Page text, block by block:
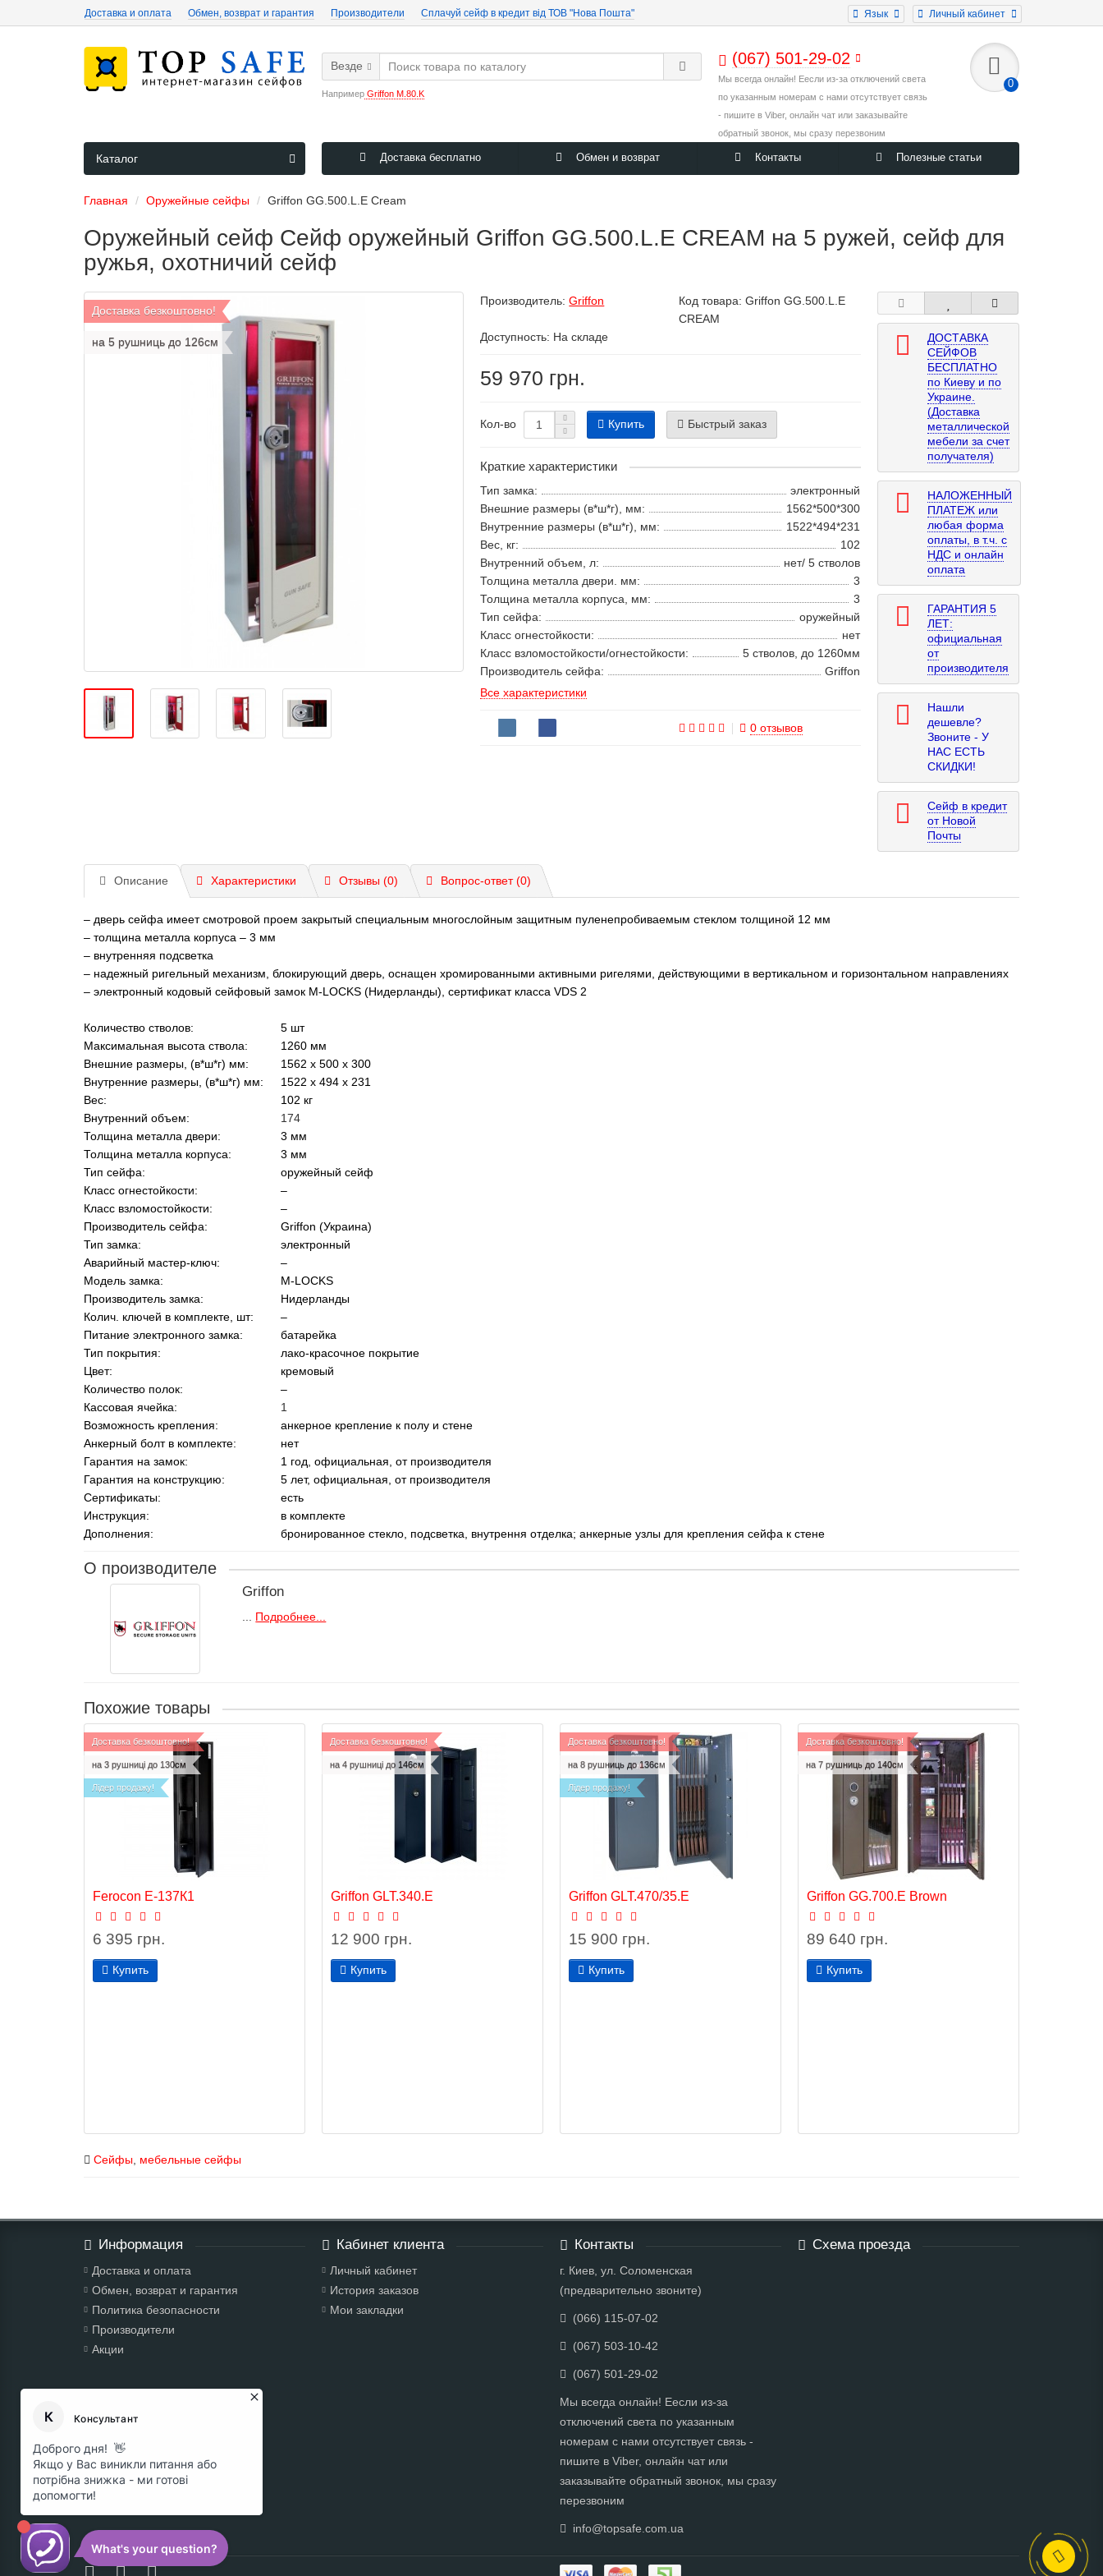
Личный кабинет
Язык
Доставка и оплата Обмен, возврат и гарантия Производители Cплачуй сейф в кредит від ТОВ "Нова Пошта"
(067) 501-29-02
Мы всегда онлайн! Еесли из-за отключений света
по указанным номерам с нами отсутствует связь
- пишите в Viber, онлайн чат или заказывайте
обратный звонок, мы сразу перезвоним
0
Везде
Например Griffon M.80.K
Доставка бесплатно Обмен и возврат Контакты Полезные статьи
Каталог
Главная Оружейные сейфы Griffon GG.500.L.E Cream
Оружейный сейф Сейф оружейный Griffon GG.500.L.E CREAM на 5 ружей, сейф для
ружья, охотничий сейф
Доставка безкоштовно!
на 5 рушниць до 126см
Производитель:Griffon Код товара: Griffon GG.500.L.E
CREAM
Доступность: На складе
59 970 грн.
Кол-во Купить Быстрый заказ
Краткие характеристики
Тип замка:
электронный
Внешние размеры (в*ш*г), мм:
1562*500*300
Внутренние размеры (в*ш*г), мм:
1522*494*231
Вес, кг:
102
Внутренний объем, л:
нет/ 5 стволов
Толщина металла двери. мм:
3
Толщина металла корпуса, мм:
3
Тип сейфа:
оружейный
Класс огнестойкости:
нет
Класс взломостойкости/огнестойкости:
5 стволов, до 1260мм
Производитель сейфа:
Griffon
Все характеристики
0 отзывов
ДОСТАВКА
СЕЙФОВ
БЕСПЛАТНО
по Киеву и по
Украине.
(Доставка
металлической
мебели за счет
получателя)
НАЛОЖЕННЫЙ
ПЛАТЕЖ или
любая форма
оплаты, в т.ч. с
НДС и онлайн
оплата
ГАРАНТИЯ 5
ЛЕТ:
официальная
от
производителя
Нашли
дешевле?
Звоните - У
НАС ЕСТЬ
СКИДКИ!
Сейф в кредит
от Новой
Почты
Описание Характеристики Отзывы (0) Вопрос-ответ(0)
– дверь сейфа имеет смотровой проем закрытый специальным многослойным защитным пуленепробиваемым стеклом толщиной 12 мм
– толщина металла корпуса – 3 мм
– внутренняя подсветка
– надежный ригельный механизм, блокирующий дверь, оснащен хромированными активными ригелями, действующими в вертикальном и горизонтальном направлениях
– электронный кодовый сейфовый замок M-LOCKS (Нидерланды), сертификат класса VDS 2
Количество стволов:
5 шт
Максимальная высота ствола:
1260 мм
Внешние размеры, (в*ш*г) мм:
1562 x 500 x 300
Внутренние размеры, (в*ш*г) мм:
1522 x 494 x 231
Вес:
102 кг
Внутренний объем:
174
Толщина металла двери:
3 мм
Толщина металла корпуса:
3 мм
Тип сейфа:
оружейный сейф
Класс огнестойкости:
–
Класс взломостойкости:
–
Производитель сейфа:
Griffon (Украина)
Тип замка:
электронный
Аварийный мастер-ключ:
–
Модель замка:
M-LOCKS
Производитель замка:
Нидерланды
Колич. ключей в комплекте, шт:
–
Питание электронного замка:
батарейка
Тип покрытия:
лако-красочное покрытие
Цвет:
кремовый
Количество полок:
–
Кассовая ячейка:
1
Возможность крепления:
анкерное крепление к полу и стене
Анкерный болт в комплекте:
нет
Гарантия на замок:
1 год, официальная, от производителя
Гарантия на конструкцию:
5 лет, официальная, от производителя
Сертификаты:
есть
Инструкция:
в комплекте
Дополнения:
бронированное стекло, подсветка, внутрення отделка; анкерные узлы для крепления сейфа к стене
О производителе
Griffon
Подробнее...
Похожие товары
Доставка безкоштовно!
на 3 рушниці до 130см
Лідер продажу!
Ferocon Е-137К1
6 395 грн.
Купить
Доставка безкоштовно!
на 4 рушниці до 146см
Griffon GLT.340.E
12 900 грн.
Купить
Доставка безкоштовно!
на 8 рушниць до 136см
Лідер продажу!
Griffon GLT.470/35.E
15 900 грн.
Купить
Доставка безкоштовно!
на 7 рушниць до 140см
Griffon GG.700.E Brown
89 640 грн.
Купить
Сейфы мебельные сейфы
Информация
Доставка и оплата
Обмен, возврат и гарантия
Политика безопасности
Производители
Акции
Кабинет клиента
Личный кабинет
История заказов
Мои закладки
Контакты
г. Киев, ул. Соломенская
(предварительно звоните)
(066) 115-07-02
(067) 503-10-42
(067) 501-29-02
Мы всегда онлайн! Еесли из-за
отключений света по указанным
номерам с нами отсутствует связь -
пишите в Viber, онлайн чат или
заказывайте обратный звонок, мы сразу
перезвоним
info@topsafe.com.ua
Схема проезда